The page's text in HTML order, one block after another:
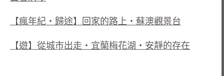
【瘋年紀‧歸途】回家的路上‧蘇澳觀景台
【遊】從城市出走‧宜蘭梅花湖‧安靜的存在